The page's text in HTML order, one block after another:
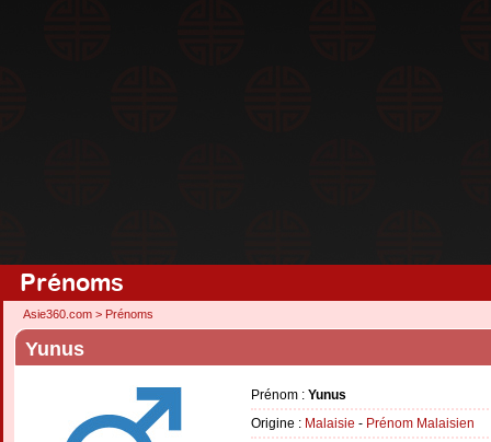
Prénoms
Asie360.com > Prénoms
Yunus
Prénom : Yunus
Origine : Malaisie - Prénom Malaisien